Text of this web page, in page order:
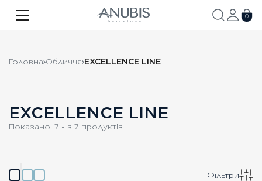
ОБЛИЧЧЯ
ВОЛОССЯ
SPF
0
Головна Обличчя EXCELLENCE LINE
EXCELLENCE LINE
Показано: 7 - з 7 продуктів
Фільтри